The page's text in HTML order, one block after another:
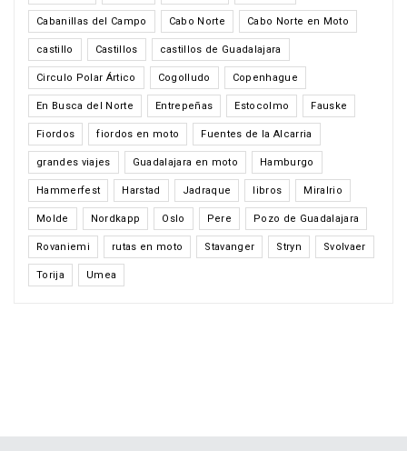
Cabanillas del Campo Cabo Norte Cabo Norte en Moto
castillo Castillos castillos de Guadalajara
Circulo Polar Ártico Cogolludo Copenhague
En Busca del Norte Entrepeñas Estocolmo Fauske
Fiordos fiordos en moto Fuentes de la Alcarria
grandes viajes Guadalajara en moto Hamburgo
Hammerfest Harstad Jadraque libros Miralrio
Molde Nordkapp Oslo Pere Pozo de Guadalajara
Rovaniemi rutas en moto Stavanger Stryn Svolvaer
Torija Umea